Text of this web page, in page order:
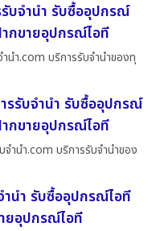
บจำนำ รับซื้ออุปกรณ์
กขายอุปกรณ์ไอที
นํา.com บริการรับจำนำของทุ
รรับจำนำ รับซื้ออุปกรณ์
กขายอุปกรณ์ไอที
านํา.com บริการรับจำนำของ
นำ รับซื้ออุปกรณ์ไอที
ยอุปกรณ์ไอที